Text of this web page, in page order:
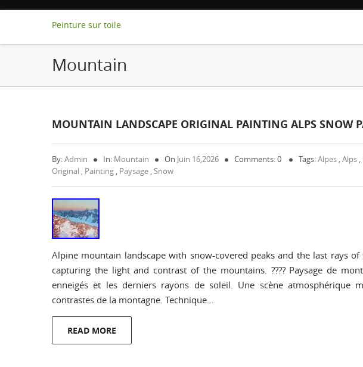
Peinture sur toile
Mountain
MOUNTAIN LANDSCAPE ORIGINAL PAINTING ALPS SNOW
By:Admin In: Mountain On Juin 16,2026 Comments: 0 Tags:Alpes ,Alps ,
Original , Painting , Paysage ,Snow
Alpine mountain landscape with snow-covered peaks and the last rays
capturing the light and contrast of the mountains. ???? Paysage de
enneigés et les derniers rayons de soleil. Une scène atmosphérique
contrastes de la montagne. Technique…
READ MORE